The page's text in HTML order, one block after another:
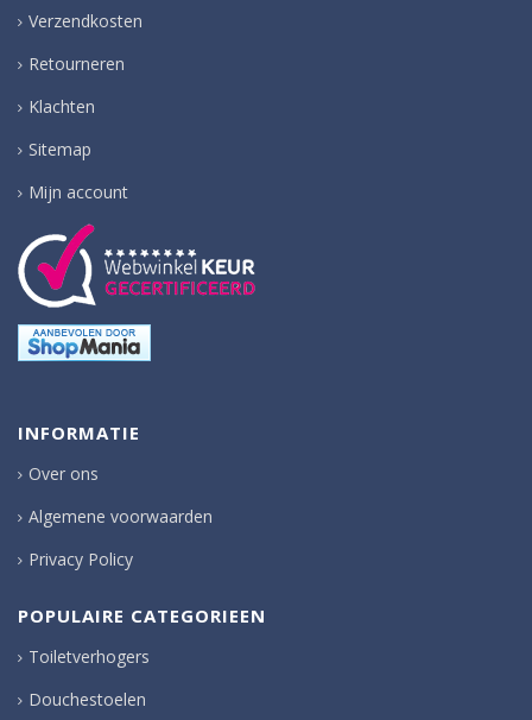
Verzendkosten
Retourneren
Klachten
Sitemap
Mijn account
INFORMATIE
Over ons
Algemene voorwaarden
Privacy Policy
POPULAIRE CATEGORIEEN
Toiletverhogers
Douchestoelen